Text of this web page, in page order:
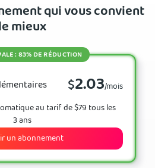
qui vous convient
mieux
$2.03/mois
: 83% DE RÉDUCTION
au tarif de $79 tous les
3 ans
un abonnement